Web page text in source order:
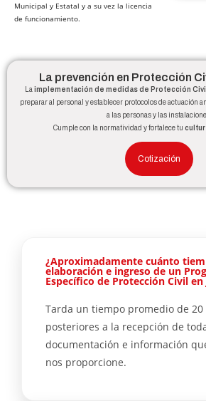
Municipal y Estatal y a su vez la licencia
de funcionamiento.
La prevención en Protección
La implementación de medidas de Protección Civil
preparar al personal y establecer protocolos de actuación
a las personas y las
Cumple con la normatividad y fortalece tu
Cotización
¿Aproximadamente cuánto
elaboración e ingreso de un
Específico de Protección Civil
Tarda un tiempo promedio de 20
posteriores a la recepción de
documentación e información
nos proporcione.